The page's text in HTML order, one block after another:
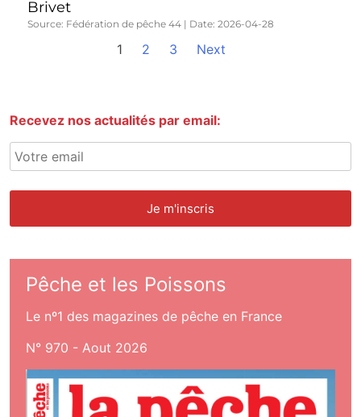
Brivet
Source: Fédération de pêche 44 Date: 2026-04-28
1 2 3 Next
Recevez nos actualités par email:
Pêche et les Poissons
Le nº1 des magazines de pêche en France
N° 970 - Aout 2026